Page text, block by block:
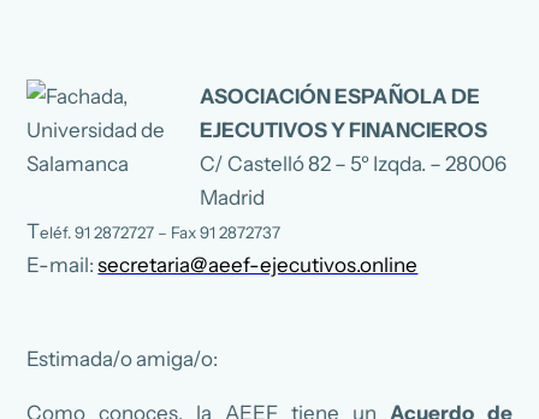
ASOCIACIÓN ESPAÑOLA DE
EJECUTIVOS Y FINANCIEROS
C/ Castelló 82 – 5º Izqda. – 28006
Madrid
Teléf. 91 2872727 – Fax 91 2872737
E-mail:secretaria@aeef-ejecutivos.online
Estimada/o amiga/o:
Como conoces, la AEEF tiene un Acuerdo de